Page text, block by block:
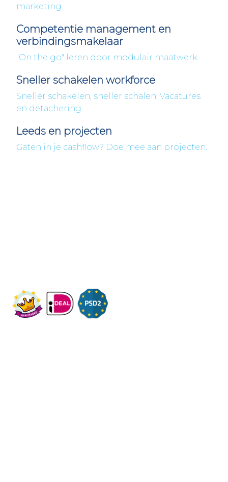
marketing.
Competentie management en
verbindingsmakelaar
"On the go" leren door modulair maatwerk.
Sneller schakelen workforce
Sneller schakelen, sneller schalen. Vacatures
en detachering.
Leeds en projecten
Gaten in je cashflow? Doe mee aan projecten.